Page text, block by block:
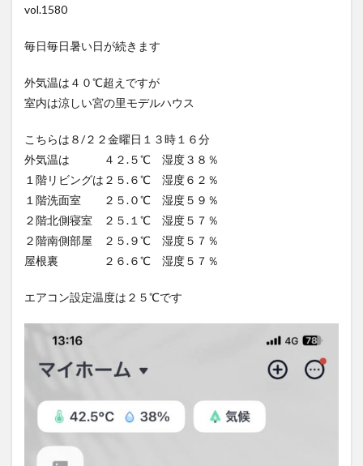
vol.1580
毎日毎日暑い日が続きます
外気温は４０℃超えですが
室内は涼しい宮の里モデルハウス
こちらは８/２２金曜日１３時１６分
外気温は ４２.５℃ 湿度３８％
１階リビングは２５.６℃ 湿度６２％
１階洗面室 ２５.０℃ 湿度５９％
２階北側寝室 ２５.１℃ 湿度５７％
２階南側部屋 ２５.９℃ 湿度５７％
屋根裏 ２６.６℃ 湿度５７％
エアコン設定温度は２５℃です